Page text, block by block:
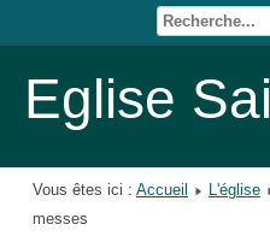
Eglise
Vous êtes ici : Accueil L'église
messes